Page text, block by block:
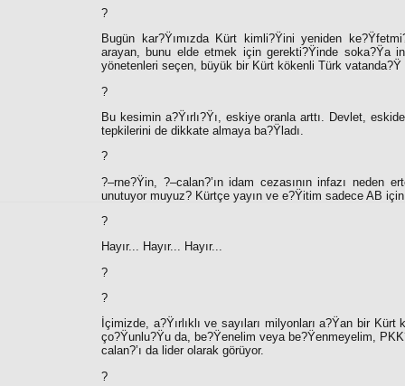
?
Bugün kar?Ÿımızda Kürt kimli?Ÿini yeniden
arayan, bunu elde etmek için gerekti?Ÿinde soka?Ÿa
yönetenleri seçen, büyük bir Kürt kökenli Türk
?
Bu kesimin a?Ÿırlı?Ÿı, eskiye oranla arttı. Devlet,
tepkilerini de dikkate almaya ba?Ÿladı.
?
?–rne?Ÿin, ?–calan?’ın idam cezasının infazı neden
unutuyor muyuz? Kürtçe yayın ve e?Ÿitim sadece AB için
?
Hayır... Hayır... Hayır...
?
?
İçimizde, a?Ÿırlıklı ve sayıları milyonları a?Ÿan bir
ço?Ÿunlu?Ÿu da, be?Ÿenelim veya be?Ÿenmeyelim,
calan?’ı da lider olarak görüyor.
?